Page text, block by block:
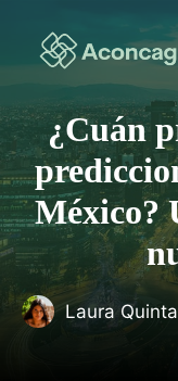
contenido
¿Cuán
México?
Laura